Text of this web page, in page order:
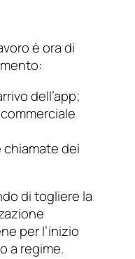
è ora di
dell’app;
chiamate dei
di togliere la
per l’inizio
a regime.